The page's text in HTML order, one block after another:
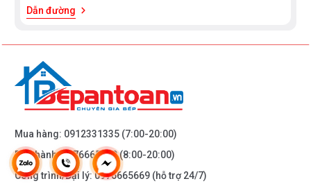
Dẫn đường
Mua hàng: 0912331335 (7:00-20:00)
Bảo hành:0976665669(8:00-20:00)
Công trình/Đại lý:0976665669 (hỗ trợ 24/7)